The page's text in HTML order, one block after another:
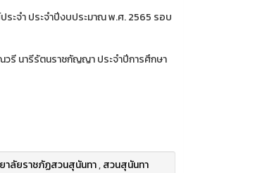
ระจำ ประจำปีงบประมาณ พ.ศ. 2565 รอบ
วรี นารีรัตนราชกัญญา ประจำปีการศึกษา
าลัยราชภัฏสวนสุนันทา,สวนสุนันทา